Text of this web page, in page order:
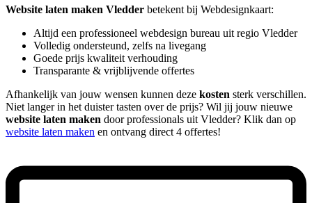
Website laten maken Vledder betekent bij Webdesignkaart:
Altijd een professioneel webdesign bureau uit regio Vledder
Volledig ondersteund, zelfs na livegang
Goede prijs kwaliteit verhouding
Transparante & vrijblijvende offertes
Afhankelijk van jouw wensen kunnen deze kosten sterk verschillen.
Niet langer in het duister tasten over de prijs? Wil jij jouw nieuwe
website laten maken door professionals uit Vledder? Klik dan op
website laten maken en ontvang direct 4 offertes!